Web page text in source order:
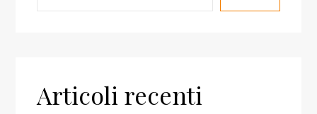
Articoli recenti